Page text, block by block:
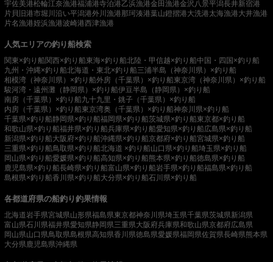
宇佐美港松輪江奈漁港福浦港寺泊港乙浜漁港金田漁港金沢八景平潟長井新宿港
片貝旧港市堀川沿い平潟港外川漁港那珂湊港葉山鐙摺港大洗港太海漁港大井漁港
片名漁港姪浜漁港波崎港西津漁港
人気エリアの釣り船検索
関東×釣り船関西×釣り船東海×釣り船北陸・甲信越×釣り船中国・四国×釣り船
九州・沖縄×釣り船北海道・東北×釣り船三浦半島（神奈川県）×釣り船
相模湾（神奈川県）×釣り船外房（千葉県）×釣り船東京湾（神奈川県）×釣り船
駿河湾・遠州灘（静岡県）×釣り船伊豆半島（静岡県）×釣り船
南房（千葉県）×釣り船九十九里・銚子（千葉県）×釣り船
内房（千葉県）×釣り船東京湾奥（千葉県）×釣り船神奈川県×釣り船
千葉県×釣り船静岡県×釣り船福岡県×釣り船茨城県×釣り船東京都×釣り船
和歌山県×釣り船福井県×釣り船兵庫県×釣り船愛知県×釣り船広島県×釣り船
新潟県×釣り船大阪府×釣り船沖縄県×釣り船京都府×釣り船宮城県×釣り船
三重県×釣り船鳥取県×釣り船北海道 ×釣り船山口県×釣り船埼玉県×釣り船
岡山県×釣り船愛媛県×釣り船高知県×釣り船熊本県×釣り船徳島県×釣り船
鹿児島県×釣り船長崎県×釣り船富山県×釣り船岩手県×釣り船福島県×釣り船
島根県×釣り船香川県×釣り船大分県×釣り船石川県×釣り船
各都道府県の船釣り釣果情報
北海道岩手県宮城県山形県福島県東京都神奈川県埼玉県千葉県茨城県新潟県
富山県石川県福井県愛知県静岡県三重県大阪府兵庫県和歌山県京都府広島県
岡山県山口県鳥取県島根県高知県香川県徳島県愛媛県福岡県佐賀県長崎県熊本県
大分県 鹿児島県沖縄県